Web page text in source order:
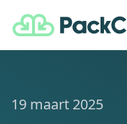
PackCloud
19 maart 2025